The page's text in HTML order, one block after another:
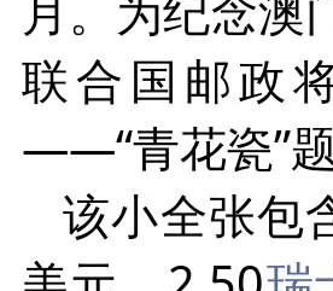
联合国邮政
——“青花瓷”
该小全张包